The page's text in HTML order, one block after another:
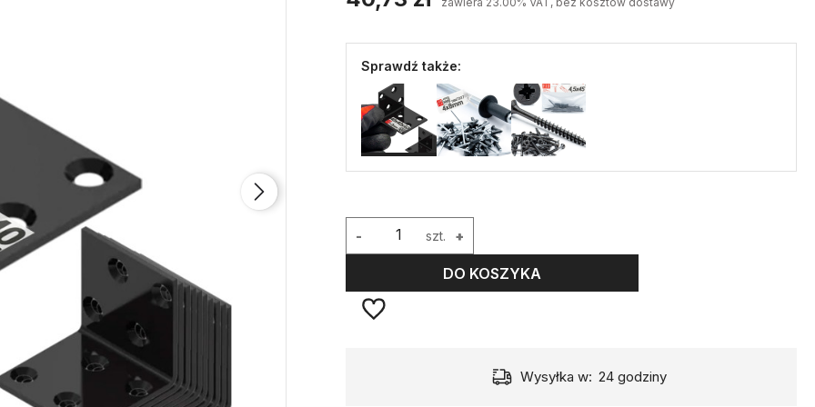
Sprawdź także:
szt. +
-
DO KOSZYKA
Dostępność: duża ilość Wysyłka w: 24 godziny